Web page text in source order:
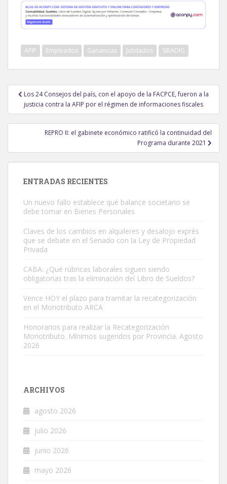
AFIP Empleados Ganancias Jubilados SIRADIG
Navegación
entradas
Los 24 Consejos del país, con el apoyo de la FACPCE, fueron a la
justicia contra la AFIP por el régimen de informaciones fiscales
REPRO II: el gabinete económico ratificó la continuidad del
Programa durante 2021
ENTRADAS RECIENTES
Un nuevo fallo establece qué balance societario se
debe tomar en Bienes Personales
Claves de los cambios en alquileres y desalojo exprés
que se debate en el Senado con la Ley de Propiedad
Privada
CABA: ¿Qué rúbricas laborales siguen siendo
obligatorias tras la eliminación del Libro de Sueldos?
Vence HOY el plazo para tramitar la recategorización
en el Monotributo ARCA
Honorarios para realizar la Recategorización
Monotributo. Mínimos sugeridos por Provincia. Agosto
2026
ARCHIVOS
agosto 2026
julio 2026
junio 2026
mayo 2026